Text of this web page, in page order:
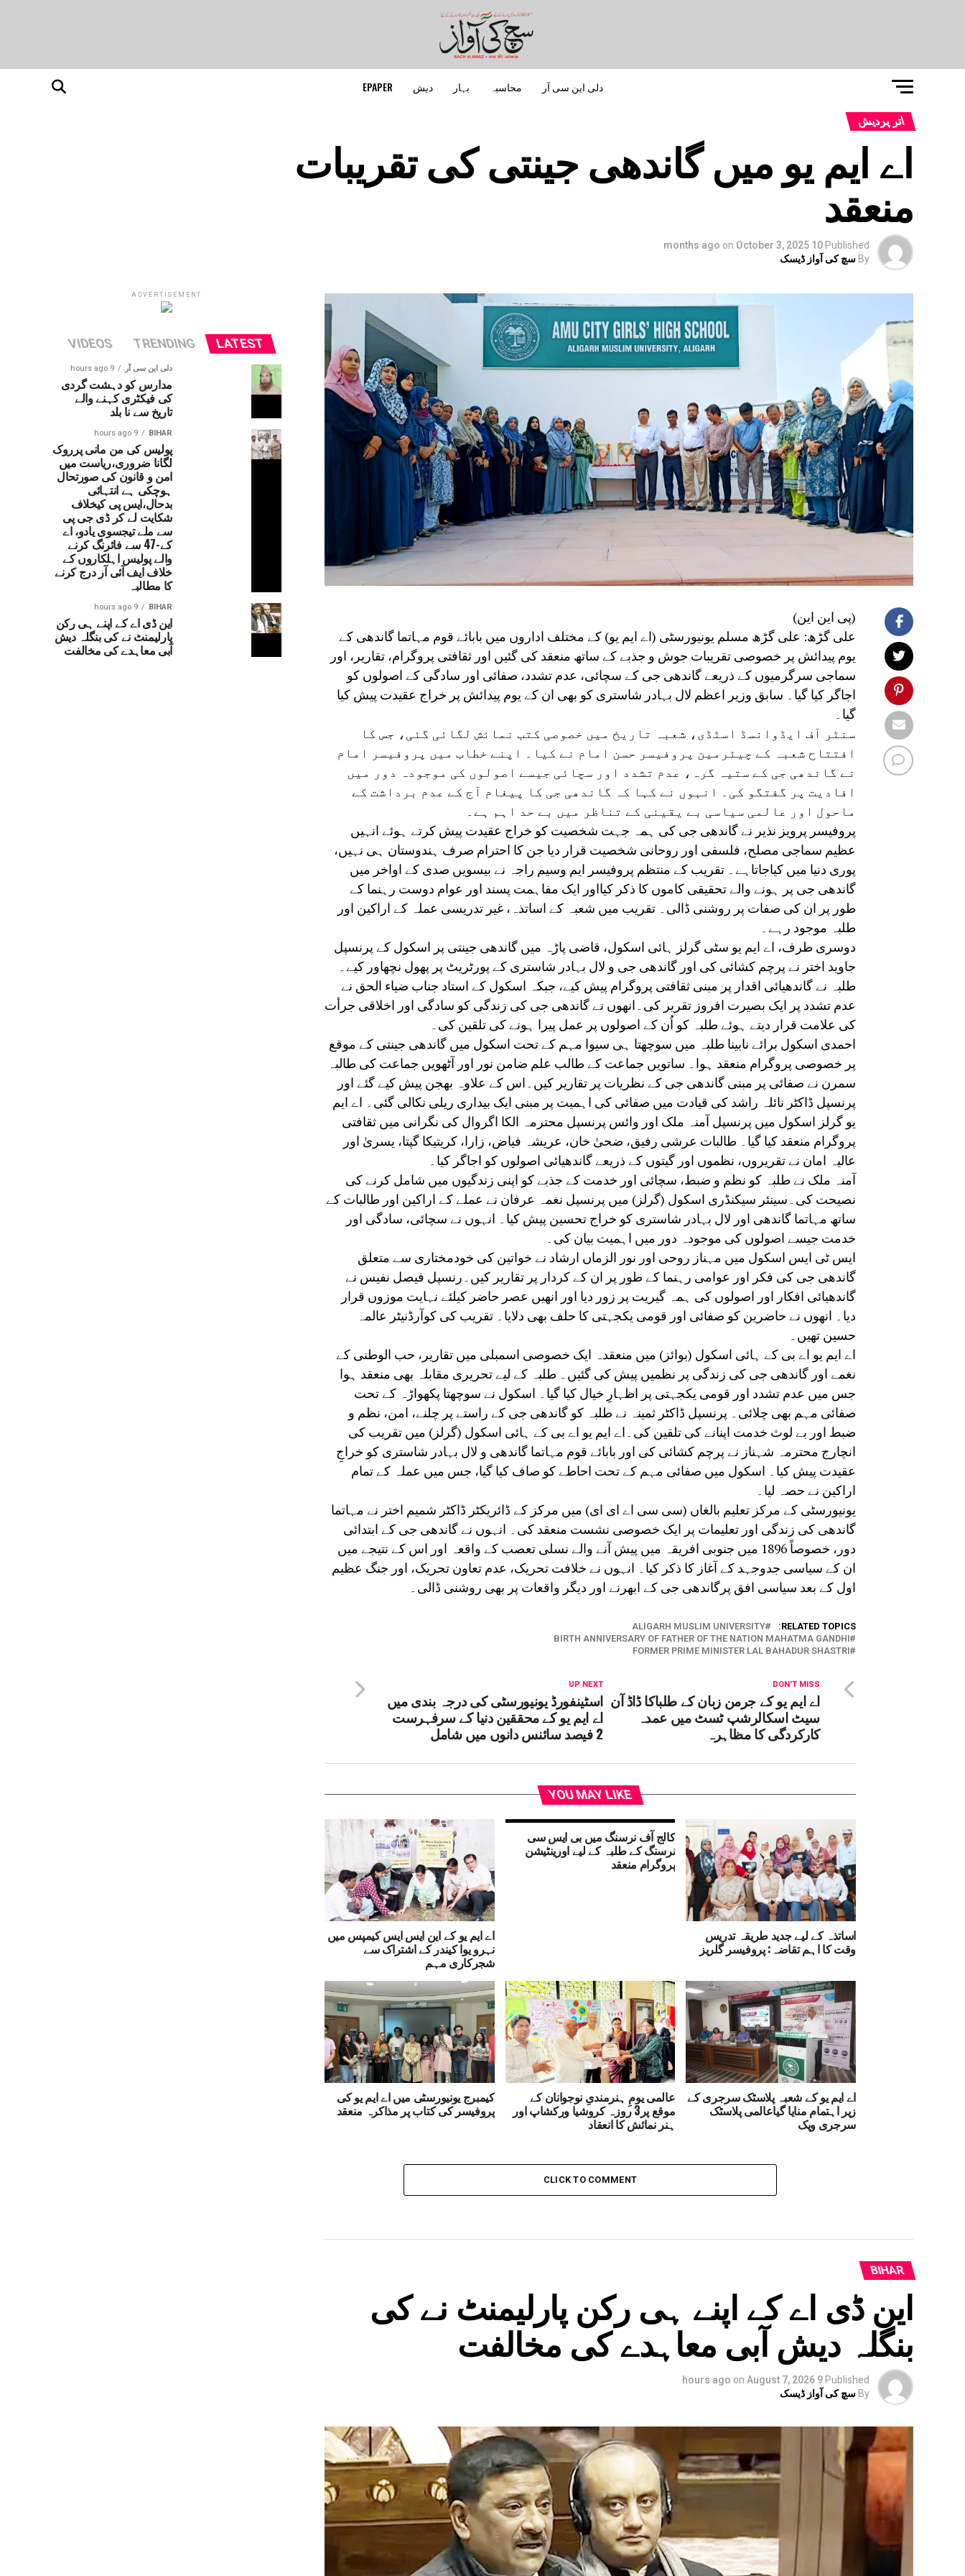
دلی این سی آر محاسبہ بہار دیش EPAPER
اتر پردیش
اے ایم یو میں گاندھی جینتی کی تقریبات
منعقد
Published
10 months ago
on October 3, 2025
By سچ کی آواز ڈیسک
(پی این این)
علی گڑھ: علی گڑھ مسلم یونیورسٹی (اے ایم یو) کے مختلف اداروں میں بابائے قوم مہاتما گاندھی کے
یوم پیدائش پر خصوصی تقریبات جوش و جذبے کے ساتھ منعقد کی گئیں اور ثقافتی پروگرام، تقاریر، اور
سماجی سرگرمیوں کے ذریعے گاندھی جی کے سچائی، عدم تشدد، صفائی اور سادگی کے اصولوں کو
اجاگر کیا گیا۔ سابق وزیر اعظم لال بہادر شاستری کو بھی ان کے یوم پیدائش پر خراج عقیدت پیش کیا
گیا۔
سنٹر آف ایڈوانسڈ اسٹڈی، شعبہ تاریخ میں خصوصی کتب نمائش لگائی گئی، جس کا
افتتاح شعبہ کے چیئرمین پروفیسر حسن امام نے کیا۔ اپنے خطاب میں پروفیسر امام
نے گاندھی جی کے ستیہ گرہ، عدم تشدد اور سچائی جیسے اصولوں کی موجودہ دور میں
افادیت پر گفتگو کی۔ انہوں نے کہا کہ گاندھی جی کا پیغام آج کے عدم برداشت کے
ماحول اور عالمی سیاسی بے یقینی کے تناظر میں بے حد اہم ہے۔
پروفیسر پرویز نذیر نے گاندھی جی کی ہمہ جہت شخصیت کو خراج عقیدت پیش کرتے ہوئے انہیں
عظیم سماجی مصلح، فلسفی اور روحانی شخصیت قرار دیا جن کا احترام صرف ہندوستان ہی نہیں،
پوری دنیا میں کیاجاتاہے۔ تقریب کے منتظم پروفیسر ایم وسیم راجہ نے بیسویں صدی کے اواخر میں
گاندھی جی پر ہونے والے تحقیقی کاموں کا ذکر کیااور ایک مفاہمت پسند اور عوام دوست رہنما کے
طور پر ان کی صفات پر روشنی ڈالی۔ تقریب میں شعبہ کے اساتذہ، غیر تدریسی عملہ کے اراکین اور
طلبہ موجود رہے۔
دوسری طرف، اے ایم یو سٹی گرلز ہائی اسکول، قاضی پاڑہ میں گاندھی جینتی پر اسکول کے پرنسپل
جاوید اختر نے پرچم کشائی کی اور گاندھی جی و لال بہادر شاستری کے پورٹریٹ پر پھول نچھاور کیے۔
طلبہ نے گاندھیائی اقدار پر مبنی ثقافتی پروگرام پیش کیے، جبکہ اسکول کے استاد جناب ضیاء الحق نے
عدم تشدد پر ایک بصیرت افروز تقریر کی۔انھوں نے گاندھی جی کی زندگی کو سادگی اور اخلاقی جرأت
کی علامت قرار دیتے ہوئے طلبہ کو اُن کے اصولوں پر عمل پیرا ہونے کی تلقین کی۔
احمدی اسکول برائے نابینا طلبہ میں سوچھتا ہی سیوا مہم کے تحت اسکول میں گاندھی جینتی کے موقع
پر خصوصی پروگرام منعقد ہوا۔ ساتویں جماعت کے طالب علم ضامن نور اور آٹھویں جماعت کی طالبہ
سمرن نے صفائی پر مبنی گاندھی جی کے نظریات پر تقاریر کیں۔اس کے علاوہ بھجن پیش کیے گئے اور
پرنسپل ڈاکٹر نائلہ راشد کی قیادت میں صفائی کی اہمیت پر مبنی ایک بیداری ریلی نکالی گئی۔ اے ایم
یو گرلز اسکول میں پرنسپل آمنہ ملک اور وائس پرنسپل محترمہ الکا اگروال کی نگرانی میں ثقافتی
پروگرام منعقد کیا گیا۔ طالبات عرشی رفیق، ضحیٰ خان، عریشہ فیاض، زارا، کریتیکا گپتا، یسریٰ اور
عالیہ امان نے تقریروں، نظموں اور گیتوں کے ذریعے گاندھیائی اصولوں کو اجاگر کیا۔
آمنہ ملک نے طلبہ کو نظم و ضبط، سچائی اور خدمت کے جذبے کو اپنی زندگیوں میں شامل کرنے کی
نصیحت کی۔سینئر سیکنڈری اسکول (گرلز) میں پرنسپل نغمہ عرفان نے عملے کے اراکین اور طالبات کے
ساتھ مہاتما گاندھی اور لال بہادر شاستری کو خراج تحسین پیش کیا۔ انہوں نے سچائی، سادگی اور
خدمت جیسے اصولوں کی موجودہ دور میں اہمیت بیان کی۔
ایس ٹی ایس اسکول میں مہناز روحی اور نور الزماں ارشاد نے خواتین کی خودمختاری سے متعلق
گاندھی جی کی فکر اور عوامی رہنما کے طور پر ان کے کردار پر تقاریر کیں۔رنسپل فیصل نفیس نے
گاندھیائی افکار اور اصولوں کی ہمہ گیریت پر زور دیا اور انھیں عصر حاضر کیلئے نہایت موزوں قرار
دیا۔ انھوں نے حاضرین کو صفائی اور قومی یکجہتی کا حلف بھی دلایا۔ تقریب کی کوآرڈنیٹر عالمہ
حسین تھیں۔
اے ایم یو اے بی کے ہائی اسکول (بوائز) میں منعقدہ ایک خصوصی اسمبلی میں تقاریر، حب الوطنی کے
نغمے اور گاندھی جی کی زندگی پر نظمیں پیش کی گئیں۔ طلبہ کے لیے تحریری مقابلہ بھی منعقد ہوا
جس میں عدم تشدد اور قومی یکجہتی پر اظہارِ خیال کیا گیا۔ اسکول نے سوچھتا پکھواڑہ کے تحت
صفائی مہم بھی چلائی۔ پرنسپل ڈاکٹر ثمینہ نے طلبہ کو گاندھی جی کے راستے پر چلنے، امن، نظم و
ضبط اور بے لوث خدمت اپنانے کی تلقین کی۔اے ایم یو اے بی کے ہائی اسکول (گرلز) میں تقریب کی
انچارج محترمہ شہناز نے پرچم کشائی کی اور بابائے قوم مہاتما گاندھی و لال بہادر شاستری کو خراجِ
عقیدت پیش کیا۔ اسکول میں صفائی مہم کے تحت احاطے کو صاف کیا گیا، جس میں عملہ کے تمام
اراکین نے حصہ لیا۔
یونیورسٹی کے مرکز تعلیم بالغاں (سی سی اے ای ای) میں مرکز کے ڈائریکٹر ڈاکٹر شمیم اختر نے مہاتما
گاندھی کی زندگی اور تعلیمات پر ایک خصوصی نشست منعقد کی۔ انہوں نے گاندھی جی کے ابتدائی
دور، خصوصاً 1896 میں جنوبی افریقہ میں پیش آنے والے نسلی تعصب کے واقعہ اور اس کے نتیجے میں
ان کے سیاسی جدوجہد کے آغاز کا ذکر کیا۔ انہوں نے خلافت تحریک، عدم تعاون تحریک، اور جنگ عظیم
اول کے بعد سیاسی افق پرگاندھی جی کے ابھرنے اور دیگر واقعات پر بھی روشنی ڈالی۔
RELATED TOPICS:
ALIGARH MUSLIM UNIVERSITY
BIRTH ANNIVERSARY OF FATHER OF THE NATION MAHATMA GANDHI
FORMER PRIME MINISTER LAL BAHADUR SHASTRI
UP NEXT
اسٹینفورڈ یونیورسٹی کی درجہ بندی میں
اے ایم یو کے محققین دنیا کے سرفہرست
2 فیصد سائنس دانوں میں شامل
DON'T MISS
اے ایم یو کے جرمن زبان کے طلباکا ڈاڈ آن
سیٹ اسکالرشپ ٹسٹ میں عمدہ
کارکردگی کا مظاہرہ
YOU MAY LIKE
اساتذہ کے لیے جدید طریقہ تدریس
وقت کا اہم تقاضہ: پروفیسر گلریز
کالج آف نرسنگ میں بی ایس سی
نرسنگ کے طلبہ کے لیے اورینٹیشن
پروگرام منعقد
اے ایم یو کے این ایس ایس کیمپس میں
نہرو یوا کیندر کے اشتراک سے
شجرکاری مہم
اے ایم یو کے شعبہ پلاسٹک سرجری کے
زیر اہتمام منایا گیاعالمی پلاسٹک
سرجری ویک
عالمی یومِ ہنرمندیِ نوجوانان کے
موقع پر3 روزہ کروشیا ورکشاپ اور
ہنر نمائش کا انعقاد
کیمبرج یونیورسٹی میں اے ایم یو کی
پروفیسر کی کتاب پر مذاکرہ منعقد
CLICK TO COMMENT
BIHAR
این ڈی اے کے اپنے ہی رکن پارلیمنٹ نے کی
بنگلہ دیش آبی معاہدے کی مخالفت
Published
9 hours ago
on August 7, 2026
By سچ کی آواز ڈیسک
ADVERTISEMENT
LATEST
TRENDING
VIDEOS
دلی این سی آر 9 hours ago
مدارس کو دہشت گردی
کی فیکٹری کہنے والے
تاریخ سے نا بلد
BIHAR
9 hours ago
پولیس کی من مانی پرروک
لگانا ضروری،ریاست میں
امن و قانون کی صورتحال
ہوچکی ہے انتہائی
بدحال،ایس پی کیخلاف
شکایت لے کر ڈی جی پی
سے ملے تیجسوی یادو، اے
کے-47 سے فائرنگ کرنے
والے پولیس اہلکاروں کے
خلاف ایف آئی آر درج کرنے
کا مطالبہ
BIHAR
9 hours ago
این ڈی اے کے اپنے ہی رکن
پارلیمنٹ نے کی بنگلہ دیش
آبی معاہدے کی مخالفت